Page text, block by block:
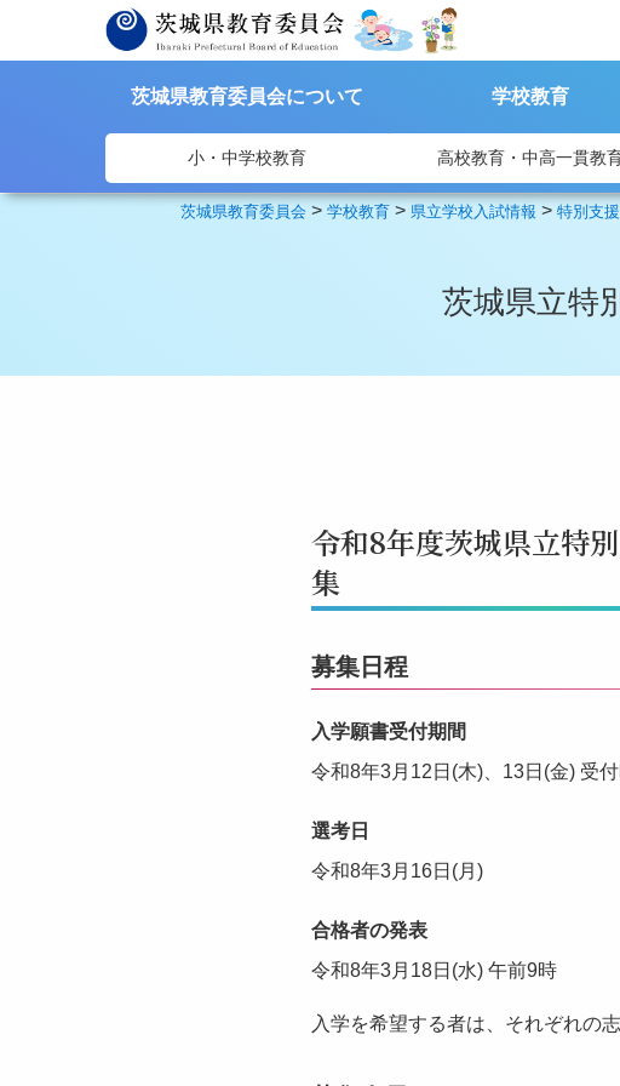
茨城県教育委員会について 学校教育
小・中学校教育 高校教育・中高一貫教
茨城県教育委員会 >学校教育 > 県立学校入試情報 >特別支
茨城県立特
令和8年度茨城県立特
集
募集日程
入学願書受付期間
令和8年3月12日(木)、13日(金) 受
選考日
令和8年3月16日(月)
合格者の発表
令和8年3月18日(水) 午前9時
入学を希望する者は、それぞれの